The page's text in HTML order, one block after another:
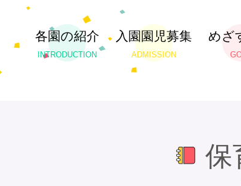
各園の紹介
INTRODUCTION
入園園児募集
ADMISSION
めざ
保